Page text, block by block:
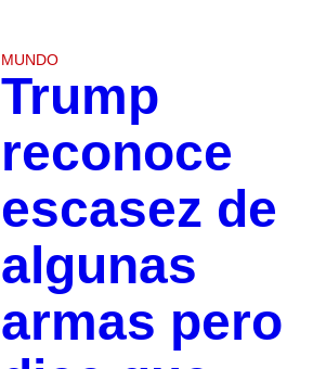
MUNDO
Trump
reconoce
escasez de
algunas
armas pero